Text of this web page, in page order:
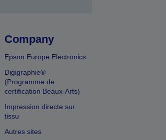
Company
Epson Europe Electronics
Digigraphie®
(Programme de
certification Beaux-Arts)
Impression directe sur
tissu
Autres sites